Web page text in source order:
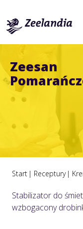
Zeesan
Start Receptury
Stabilizator do
wzbogacony